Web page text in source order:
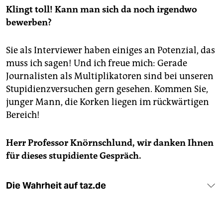
Klingt toll! Kann man sich da noch irgendwo
bewerben?
Sie als Interviewer haben einiges an Potenzial, das
muss ich sagen! Und ich freue mich: Gerade
Journalisten als Multiplikatoren sind bei unseren
Stupidienzversuchen gern gesehen. Kommen Sie,
junger Mann, die Korken liegen im rückwärtigen
Bereich!
Herr Professor Knörnschlund, wir danken Ihnen
für dieses stupidiente Gespräch.
Die Wahrheit auf taz.de